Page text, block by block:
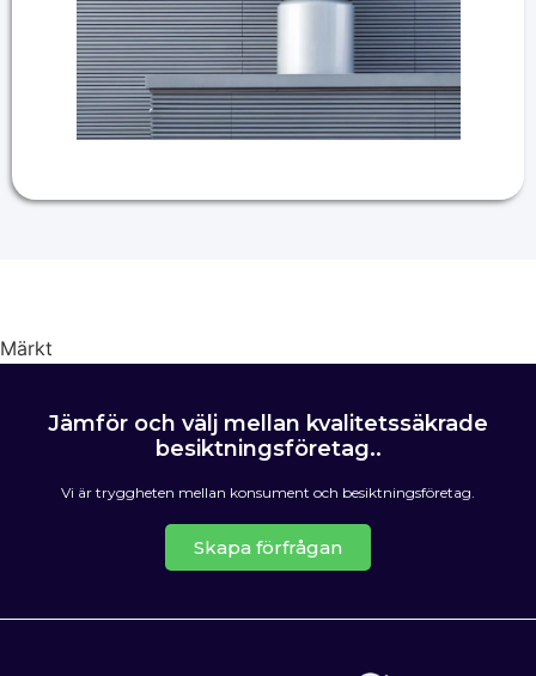
Märkt
Jämför och välj mellan kvalitetssäkrade
besiktningsföretag..
Vi är tryggheten mellan konsument och besiktningsföretag.
Skapa förfrågan